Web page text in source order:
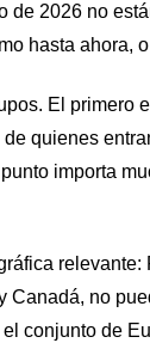
de 2026 no
hasta ahora,
El primero
quienes
importa
Canadá, no
conjunto de